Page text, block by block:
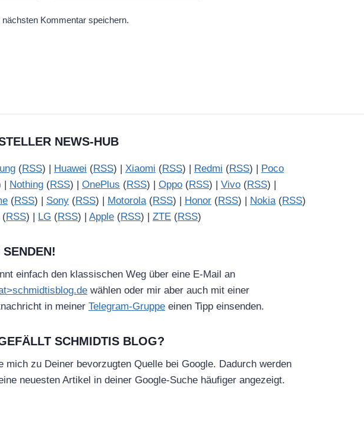
Kommentar speichern.
NEWS-HUB
(RSS) | Huawei (RSS) | Xiaomi (RSS) | Redmi (RSS) | Poco
| Nothing (RSS) | OnePlus (RSS) | Oppo (RSS) | Vivo (RSS) |
(RSS) | Sony (RSS) | Motorola(RSS) | Honor (RSS) | Nokia(RSS)
(RSS) | LG (RSS) | Apple (RSS) | ZTE (RSS)
SENDEN!
einfach den klassischen Weg über eine E-Mail an
wählen oder mir aber auch mit einer
in meiner Telegram-Gruppe einen Tipp einsenden.
SCHMIDTIS BLOG?
mich zu Deiner bevorzugten Quelle bei Google. Dadurch werden
neuesten Artikel in deiner Google-Suche häufiger angezeigt.